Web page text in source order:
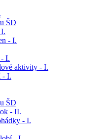
ŠD
- I.
I.
aktivity - I.
- I.
ŠD
- II.
- I.